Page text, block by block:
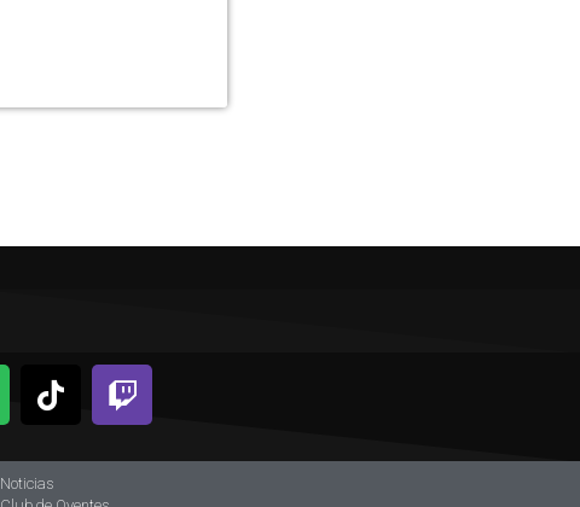
Noticias